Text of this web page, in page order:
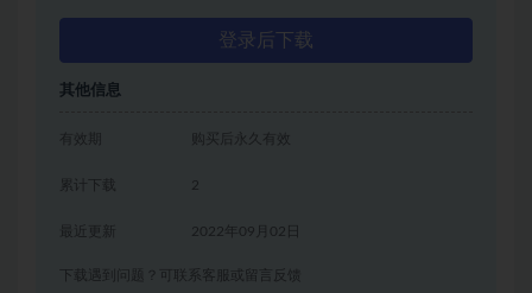
登录后下载
其他信息
有效期 购买后永久有效
累计下载 2
2022年09月02日
下载遇到问题？可联系客服或留言反馈